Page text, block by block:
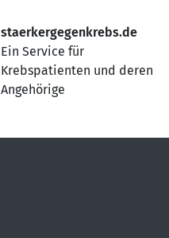
staerkergegenkrebs.de
Ein Service für
Krebspatienten und deren
Angehörige